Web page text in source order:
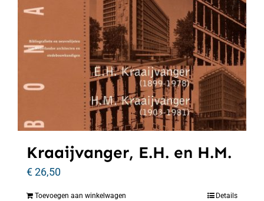
Kraaijvanger, E.H. en H.M.
€26,50
Toevoegen aan winkelwagen Details